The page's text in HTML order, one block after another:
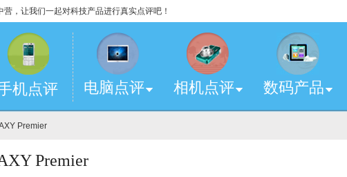
，让我们一起对科技产品进行真实点评吧！
机点评 电脑点评 相机点评 数码产品
Premier
Premier